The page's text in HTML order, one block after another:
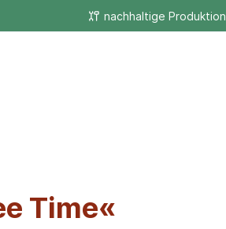
nachhaltige Produktion
Fun-Tassen
Time«